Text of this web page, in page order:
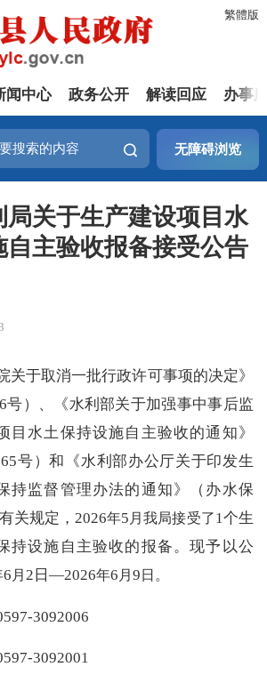
繁體版
闻中心 政务公开 解读回应 办事
无障碍浏览
局关于生产建设项目水
自主验收报备接受公告
关于取消一批行政许可事项的决定》
号）、《水利部关于加强事中事后监
目水土保持设施自主验收的通知》
号）和《水利部办公厅关于印发生
持监督管理办法的通知》（办水保
关规定，2026年5 月我局接受了1个生
持设施自主验收的报备。现予以公
6 月 2 日—2026年6 月9 日。
3092006
3092001